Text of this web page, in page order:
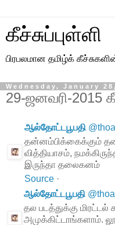
கீச்சுப்புள்ளி
பிரபலமான தமிழ்க்
Wednesday, January
29-ஜனவரி-2015
ஆல்தோட்டபூபதி @
தன்னம்பிக்கைக்கும்
வித்தியாசம்,
இருந்தா தலைகனம்
Source ·
ஆல்தோட்டபூபதி @
தல படத்துக்கு
அமுக்கிட்டாங்களாம்.